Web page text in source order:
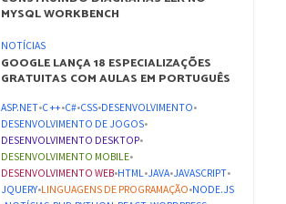
MYSQL WORKBENCH
NOTÍCIAS
GOOGLE LANÇA 18 ESPECIALIZAÇÕES
GRATUITAS COM AULAS EM PORTUGUÊS
ASP.NET•C ++•C#•CSS•DESENVOLVIMENTO•
DESENVOLVIMENTO DE JOGOS•
DESENVOLVIMENTO DESKTOP•
DESENVOLVIMENTO MOBILE•
DESENVOLVIMENTO WEB•HTML•JAVA•JAVASCRIPT•
JQUERY•LINGUAGENS DE PROGRAMAÇÃO•NODE.JS